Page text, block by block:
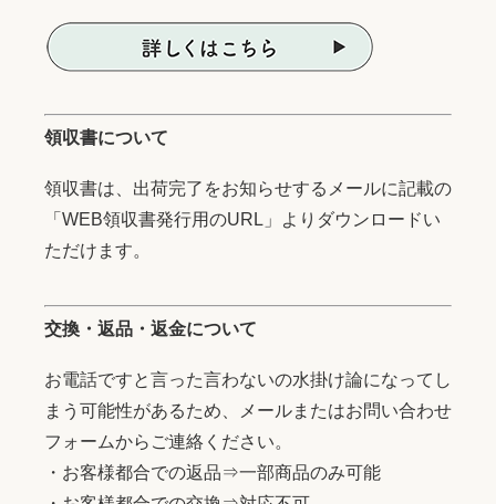
領収書について
領収書は、出荷完了をお知らせするメールに記載の
「WEB領収書発行用のURL」よりダウンロードい
ただけます。
交換・返品・返金について
お電話ですと言った言わないの水掛け論になってし
まう可能性があるため、メールまたはお問い合わせ
フォームからご連絡ください。
・お客様都合での返品⇒一部商品のみ可能